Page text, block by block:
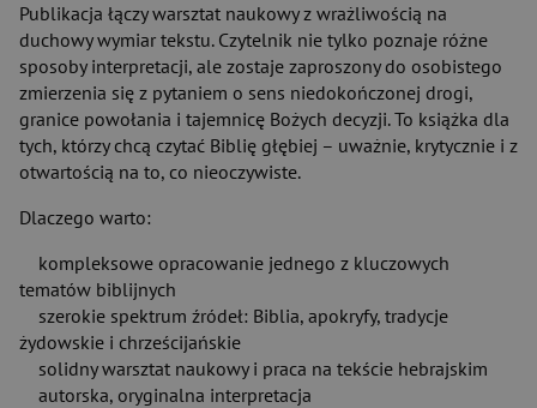
Publikacja łączy warsztat naukowy z wrażliwością na
duchowy wymiar tekstu. Czytelnik nie tylko poznaje różne
sposoby interpretacji, ale zostaje zaproszony do osobistego
zmierzenia się z pytaniem o sens niedokończonej drogi,
granice powołania i tajemnicę Bożych decyzji. To książka dla
tych, którzy chcą czytać Biblię głębiej – uważnie, krytycznie i z
otwartością na to, co nieoczywiste.
Dlaczego warto:
kompleksowe opracowanie jednego z kluczowych
tematów biblijnych
szerokie spektrum źródeł: Biblia, apokryfy, tradycje
żydowskie i chrześcijańskie
solidny warsztat naukowy i praca na tekście hebrajskim
autorska, oryginalna interpretacja